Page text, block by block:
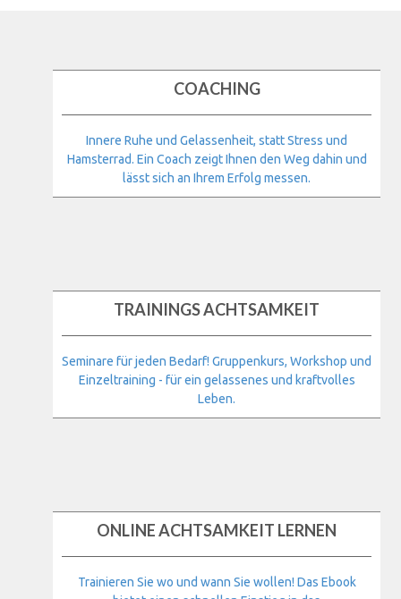
COACHING
Innere Ruhe und Gelassenheit, statt Stress und
Hamsterrad. Ein Coach zeigt Ihnen den Weg dahin und
lässt sich an Ihrem Erfolg messen.
TRAININGS ACHTSAMKEIT
Seminare für jeden Bedarf! Gruppenkurs, Workshop und
Einzeltraining - für ein gelassenes und kraftvolles
Leben.
ONLINE ACHTSAMKEIT LERNEN
Trainieren Sie wo und wann Sie wollen! Das Ebook